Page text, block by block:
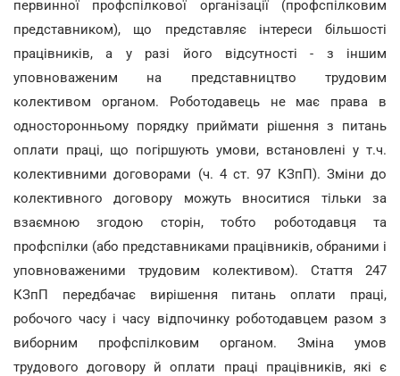
первинної профспілкової організації (профспілковим
представником), що представляє інтереси більшості
працівників, а у разі його відсутності - з іншим
уповноваженим на представництво трудовим
колективом органом. Роботодавець не має права в
односторонньому порядку приймати рішення з питань
оплати праці, що погіршують умови, встановлені у т.ч.
колективними договорами (ч. 4 ст. 97 КЗпП). Зміни до
колективного договору можуть вноситися тільки за
взаємною згодою сторін, тобто роботодавця та
профспілки (або представниками працівників, обраними і
уповноваженими трудовим колективом). Стаття 247
КЗпП передбачає вирішення питань оплати праці,
робочого часу і часу відпочинку роботодавцем разом з
виборним профспілковим органом. Зміна умов
трудового договору й оплати праці працівників, які є